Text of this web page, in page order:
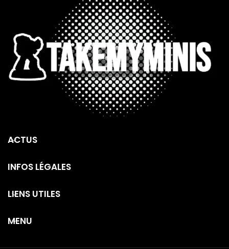
ACTUS
INFOS LÉGALES
LIENS UTILES
MENU